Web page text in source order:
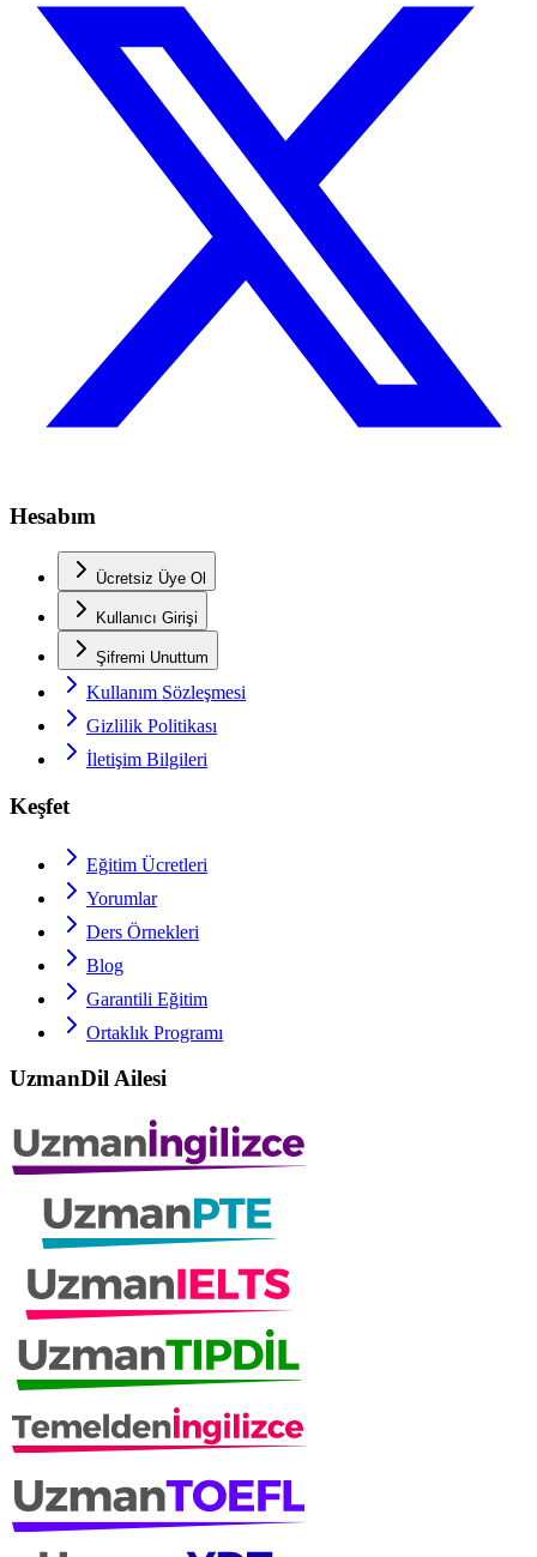
Hesabım
Ücretsiz Üye Ol
Kullanıcı Girişi
Şifremi Unuttum
Kullanım Sözleşmesi
Gizlilik Politikası
İletişim Bilgileri
Keşfet
Eğitim Ücretleri
Yorumlar
Ders Örnekleri
Blog
Garantili Eğitim
Ortaklık Programı
UzmanDil Ailesi